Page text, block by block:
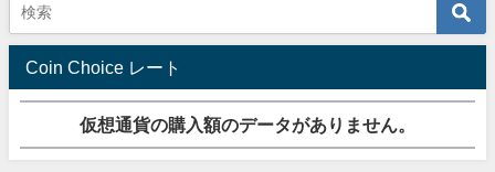
Coin Choice レート
仮想通貨の購入額のデータがありません。